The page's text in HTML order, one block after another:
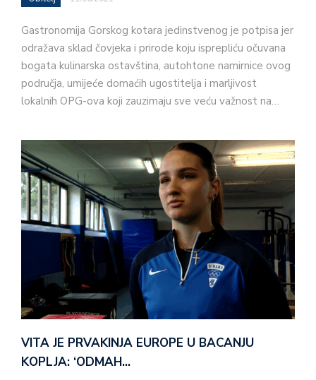
Gastronomija Gorskog kotara jedinstvenog je potpisa jer
odražava sklad čovjeka i prirode koju isprepliću očuvana
bogata kulinarska ostavština, autohtone namirnice ovog
područja, umijeće domaćih ugostitelja i marljivost
lokalnih OPG-ova koji zauzimaju sve veću važnost na…
VITA JE PRVAKINJA EUROPE U BACANJU
KOPLJA: ‘ODMAH…